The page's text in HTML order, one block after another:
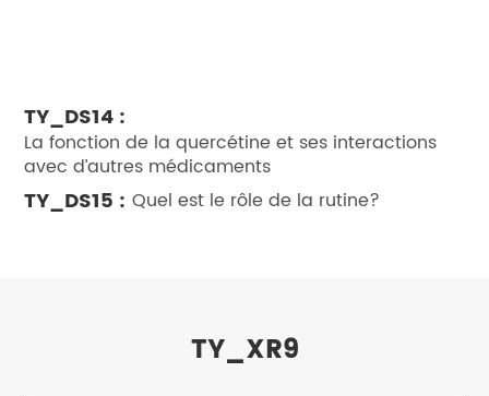
TY_DS14 :
La fonction de la quercétine et ses interactions
avec d’autres médicaments
TY_DS15 : Quel est le rôle de la rutine?
TY_XR9